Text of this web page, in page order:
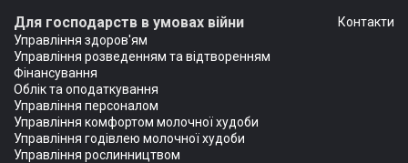
Для господарств в умовах війни
Управління здоров'ям
Управління розведенням та відтворенням
Фінансування
Облік та оподаткування
Управління персоналом
Управління комфортом молочної худоби
Управління годівлею молочної худоби
Управління рослинництвом
Контакти